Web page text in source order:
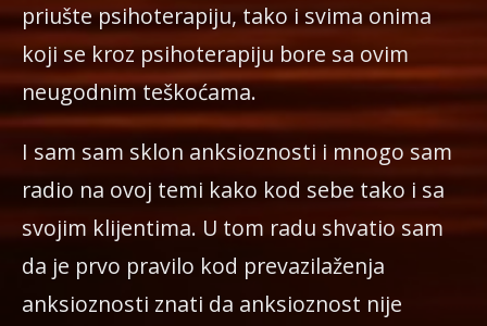
priušte psihoterapiju, tako i svima onima
koji se kroz psihoterapiju bore sa ovim
neugodnim teškoćama.
I sam sam sklon anksioznosti i mnogo sam
radio na ovoj temi kako kod sebe tako i sa
svojim klijentima. U tom radu shvatio sam
da je prvo pravilo kod prevazilaženja
anksioznosti znati da anksioznost nije